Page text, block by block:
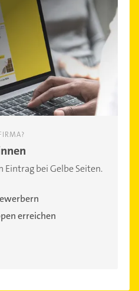
Eintrag bei Gelbe Seiten.
erreichen